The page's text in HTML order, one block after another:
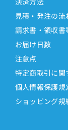
見積・発注の流
請求書・領収書
お届け日数
注意点
特定商取引に関
個人情報保護規
ショッピング規